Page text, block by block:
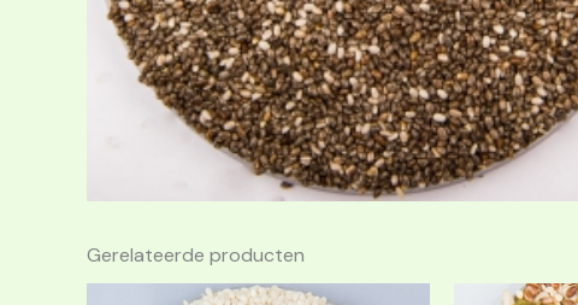
Gerelateerde producten